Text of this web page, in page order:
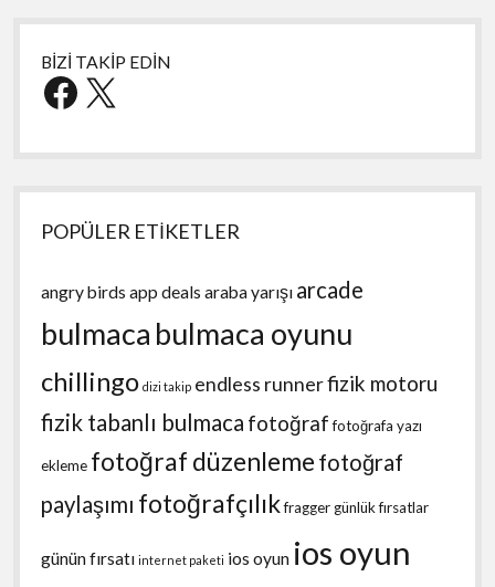
BİZİ TAKİP EDİN
Facebook
X
POPÜLER ETİKETLER
angry birds app deals araba yarışı arcade
bulmaca bulmaca oyunu
chillingo dizi takip endless runnerfizik motoru
fizik tabanlı bulmaca fotoğraf fotoğrafa yazı
ekleme fotoğraf düzenleme fotoğraf
paylaşımı fotoğrafçılıkfraggergünlük fırsatlar
günün fırsatı internet paketi ios oyun ios oyun